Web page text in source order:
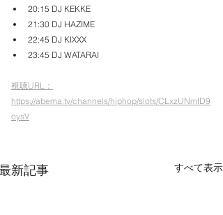
20:15 DJ KEKKE
21:30 DJ HAZIME
22:45 DJ KIXXX
23:45 DJ WATARAI
視聴URL：
https://abema.tv/channels/hiphop/slots/CLxzUNmfD9
oysV
新記事 すべて表示